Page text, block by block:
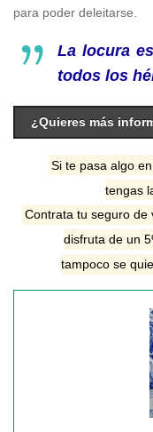
para poder deleitarse.
La locura
todos los
¿Quieres más
Si te pasa algo
tengas
Contrata tu seguro de
disfruta de un
tampoco se